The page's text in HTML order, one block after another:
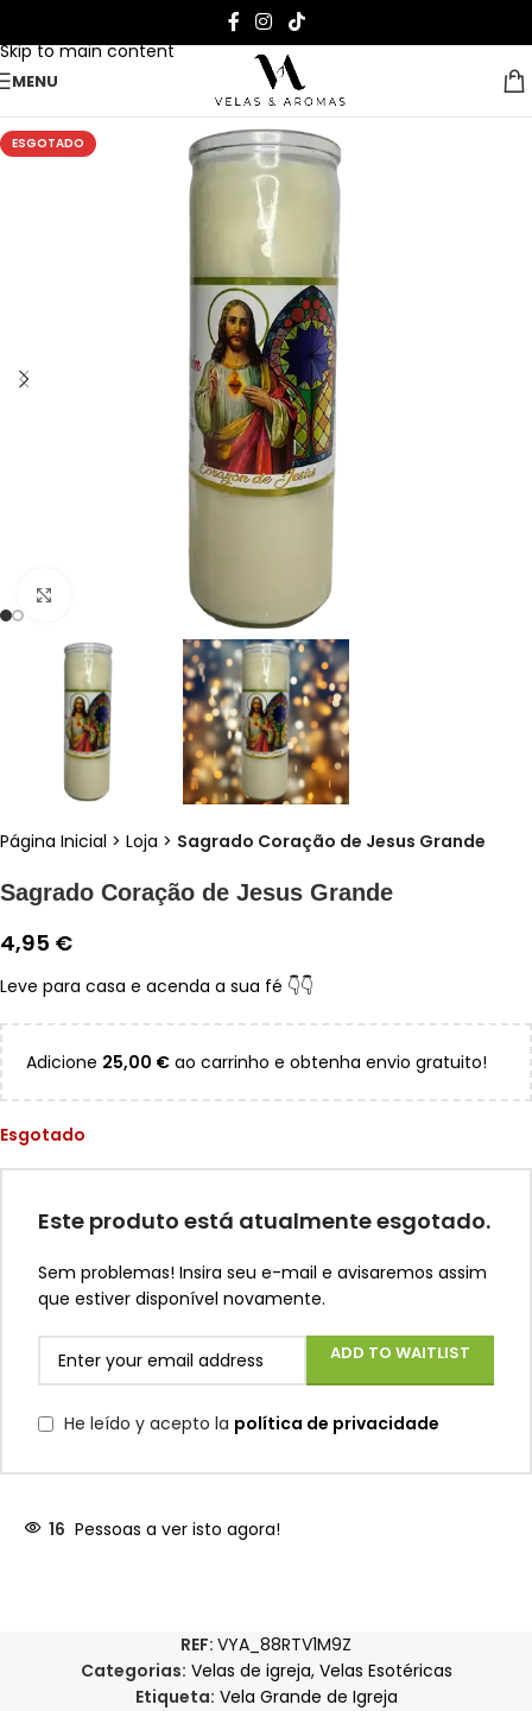
Skip to main content
MENU
ESGOTADO
Clique para ampliar
Página Inicial > Loja > Sagrado Coração de Jesus Grande
Sagrado Coração de Jesus Grande
4,95 €
Leve para casa e acenda a sua fé 👇👇
Adicione 25,00 € ao carrinho e obtenha envio gratuito!
Esgotado
Este produto está atualmente esgotado.
Sem problemas! Insira seu e-mail e avisaremos assim
que estiver disponível novamente.
ADD TO WAITLIST
He leído y acepto la política de privacidade
16 Pessoas a ver isto agora!
REF: VYA_88RTV1M9Z
Categorias: Velas de igreja, Velas Esotéricas
Etiqueta: Vela Grande de Igreja